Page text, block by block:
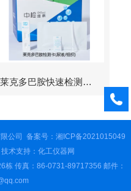
莱克多巴胺快速检测卡（瘦肉精检测）
公司 备案号：湘ICP备2021015049
技术支持：化工仪器网
栋 传真：86-0731-89717356 邮件：